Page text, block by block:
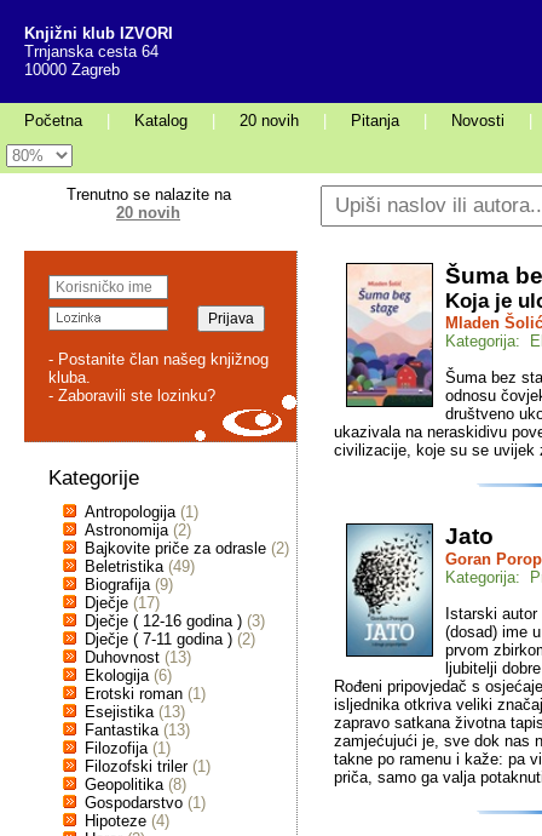
Knjižni klub IZVORI
Trnjanska cesta 64
10000 Zagreb
Početna Katalog 20 novih Pitanja Novosti
Trenutno se nalazite na
20 novih
- Postanite član našeg knjižnog
kluba.
- Zaboravili ste lozinku?
Kategorije
Antropologija (1)
Astronomija (2)
Bajkovite priče za odrasle (2)
Beletristika (49)
Biografija (9)
Dječje (17)
Dječje ( 12-16 godina ) (3)
Dječje ( 7-11 godina ) (2)
Duhovnost (13)
Ekologija (6)
Erotski roman (1)
Esejistika (13)
Fantastika (13)
Filozofija (1)
Filozofski triler (1)
Geopolitika (8)
Gospodarstvo (1)
Hipoteze (4)
Šuma
Koja je
Mladen Šolić
Kategorija:
Šuma bez
odnosu
društveno
ukazivala na neraskidivu
civilizacije, koje su se uvijek
Jato
Goran
Kategorija:
Istarski
(dosad) ime
prvom
ljubitelji
Rođeni pripovjedač s
isljednika otkriva veliki
zapravo satkana životna
zamjećujući je, sve dok nas
takne po ramenu i kaže: pa
priča, samo ga valja